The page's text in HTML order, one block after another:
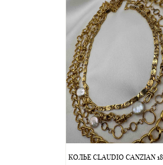
КОЛЬЕ CLAUDIO CANZIAN